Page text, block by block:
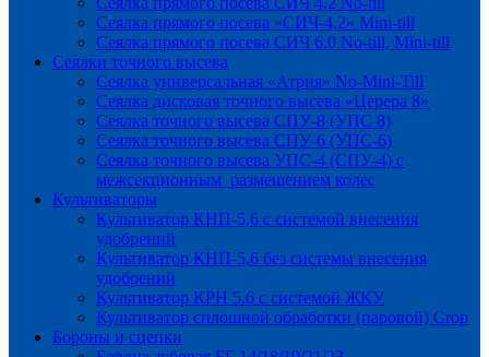
Сеялка прямого посева «СИЧ-4,2» Mini-till
Сеялка прямого посева СИЧ 6.0 No-till, Mini-till
Сеялки точного высева
Сеялка универсальная «Атрия» No-Mini-Till
Сеялка дисковая точного высева «Церера 8»
Сеялка точного высева СПУ-8 (УПС 8)
Сеялка точного высева СПУ-6 (УПС-6)
Сеялка точного высева УПС-4 (СПУ-4) с
межсекционным размещением колес
Культиваторы
Культиватор КНП-5,6 с системой внесения
удобрений
Культиватор КНП-5,6 без системы внесения
удобрений
Культиватор КРН 5.6 с системой ЖКУ
Культиватор сплошной обработки (паровой) Crop
Бороны и сцепки